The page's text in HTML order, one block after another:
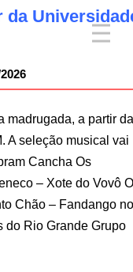
da
madrugada, a partir
A seleção musical vai
Cancha Os
– Xote do Vovô
Chão – Fandango
do Rio Grande Grupo